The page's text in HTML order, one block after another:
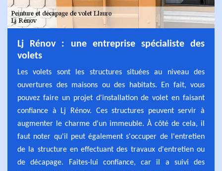
Lj Rénov : une entreprise spécialiste des
volets
Les volets sont les structures situées au niveau des
ouvertures des maisons ou des habitats. En fait, vous
pouvez faire un projet d'installation de volet en faisant
confiance à Lj Rénov. Ces structures peuvent servir à
augmenter le charme d'un immeuble. À côté de cela, il
faut noter qu'il peut également s'occuper de l'entretien
de la structure en effectuant des travaux d'entretien ou
de décapage. Faites-lui confiance, car il a suivi des